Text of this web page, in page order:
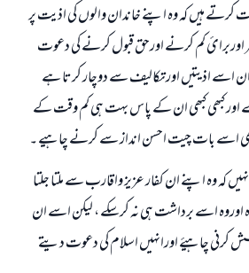
کرتے ہيں کہ وہ اپنے خاندان والوں کی اذیت پر
کم کرنے اورحق قبول کرنے کی دعوت
اسے اذیتیں اورتکالیف سے دوچار کرتا ہے
اور کبھی کبھی ان کے پاس بہت ہی کم وقت کے
اسے بات چیت احسن انداز سے کرنے چاہیے ۔
کہ وہ اپنے ان کفار عزیز واقارب سے ملتا جلتا
اسے برداشت ہی نہ کرسکے ، لیکن اسے ان
کرنی چاہیۓ اورانہیں اسلام کی دعوت دیتے